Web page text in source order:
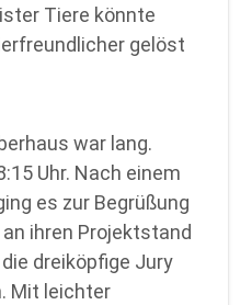
Tiere könnte
gelöst
war lang.
Uhr. Nach einem
es zur Begrüßung
ihren Projektstand
dreiköpfige Jury
Mit leichter